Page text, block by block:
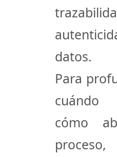
datos.
Para
cuándo
cómo